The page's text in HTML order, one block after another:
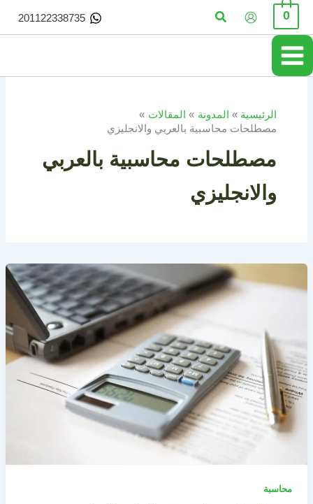
تخطي
المحتوى
0 البحث 201122338735
الرئيسية المدونة
المقالات
مصطلحات محاسبية بالعربي والانجليزي
مصطلحات محاسبية بالعربي
والانجليزي
محاسبة